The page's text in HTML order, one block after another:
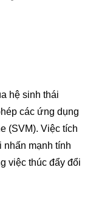
hệ sinh thái
các ứng dụng
(SVM). Việc tích
nhấn mạnh tính
việc thúc đẩy đổi